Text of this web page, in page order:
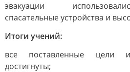
эвакуации
спасательные устройства и
Итоги учений:
все поставленные цели
достигнуты;